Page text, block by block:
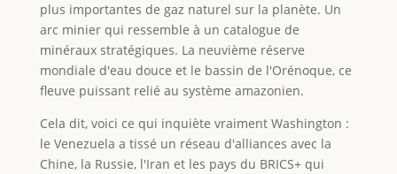
plus importantes de gaz naturel sur la planète. Un
arc minier qui ressemble à un catalogue de
minéraux stratégiques. La neuvième réserve
mondiale d'eau douce et le bassin de l'Orénoque, ce
fleuve puissant relié au système amazonien.
Cela dit, voici ce qui inquiète vraiment Washington :
le Venezuela a tissé un réseau d'alliances avec la
Chine, la Russie, l'Iran et les pays du BRICS+ qui